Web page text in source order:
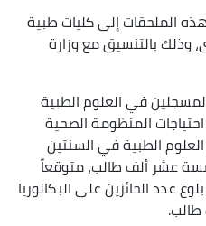
الملحقات إلى كليات طبية
بالتنسيق مع وزارة
في العلوم الطبية
المنظومة الصحية
الطبية في السنتين
عشر ألف طالب، متوقعاً
عدد الحائزين على البكالوريا